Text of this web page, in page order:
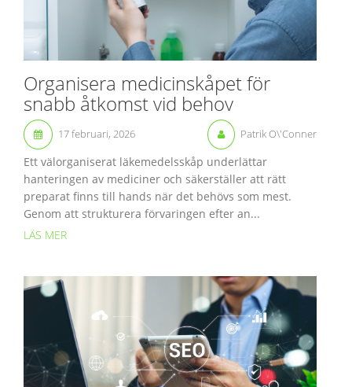
Organisera medicinskåpet för
snabb åtkomst vid behov
17 februari, 2026 Patrik O\'Conner
Ett välorganiserat läkemedelsskåp underlättar
hanteringen av mediciner och säkerställer att rätt
preparat finns till hands när det behövs som mest.
Genom att strukturera förvaringen efter an...
LÄS MER